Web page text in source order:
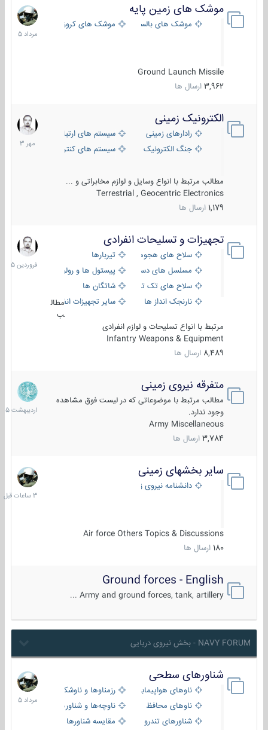
موشک های زمین پایه
موشک های بالستیک موشک های کروز
Ground Launch Missile
3,962 ارسال ها
2
مرداد
1405
الکترونیک زمینی
رادارهای زمینی
سیستم های ارتباطی و جمع آوری
جنگ الکترونیک
سیستم های کنترل آتش و تجهیزات
مطالب مرتبط با انواع وسایل و لوازم مخابراتی و ...
Terrestrial , Geocentric Electronics
1,179 ارسال ها
1
مهر
1403
تجهیزات و تسلیحات انفرادی
سلاح های هجومی
تیربارها
مسلسل های دستی
پیستول ها و رولورها
سلاح های تک تیر اندازیشاتگان ها
نارنجک انداز ها
سایر تجهیزات انفرادی
مطال
ب
مرتبط با انواع تسلیحات و لوازم انفرادی
Infantry Weapons & Equipment
8,489 ارسال ها
17
فروردین
1405
متفرقه نیروی زمینی
مطالب مرتبط با موضوعاتی که در لیست فوق مشاهده
وجود ندارد.
Army Miscellaneous
3,784 ارسال ها
27
1405
سایر بخشهای زمینی
دانشنامه نیروی زمینی
Air force Others Topics & Discussions
180 ارسال ها
3
ساعات
قبل
Ground forces - English
Army and ground forces, tank, artillery ...
NAVY FORUM - بخش نیروی دریایی
شناورهای سطحی
ناوهای هواپیمابر و بالگرد بررزمناوها و ناوشکن‌ها
ناوهای محافظ
ناوچه‌ها و شناورهای گشتی
شناورهای تندرو
مقایسه شناورها
2
مرداد
1405